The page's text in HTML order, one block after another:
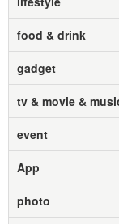
food & drink
gadget
tv & movie &
event
App
photo